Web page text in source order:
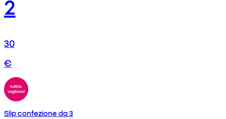
30
€
Slip confezione da 3